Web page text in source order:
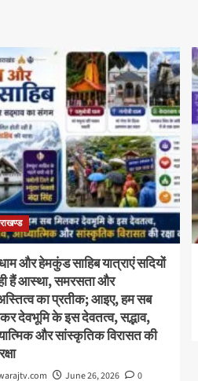
और हेमकुंड साहिब यात्राएं सदियों
हैं आस्था, समरसता और
का प्रतीक; आइए, हम सब
देवभूमि के इस देवतत्व, सद्भाव,
और सांस्कृतिक विरासत की
June 26, 2026 0